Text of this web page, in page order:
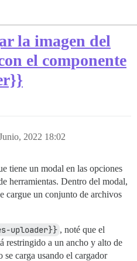
la imagen del
el componente
2022 18:02
tiene un modal en las opciones
herramientas. Dentro del modal,
cargue un conjunto de archivos
uploader}} , noté que el
restringido a un ancho y alto de
se carga usando el cargador